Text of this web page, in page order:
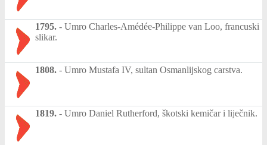
1795. - Umro Charles-Amédée-Philippe van Loo, francuski
slikar.
1808. - Umro Mustafa IV, sultan Osmanlijskog carstva.
1819. - Umro Daniel Rutherford, škotski kemičar i liječnik.